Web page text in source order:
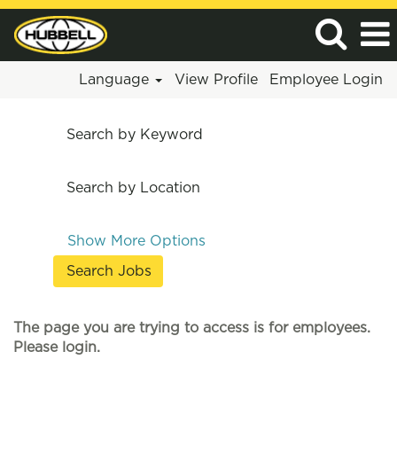
Language View Profile Employee Login
Search by Keyword
Search by Location
Show More Options
The page you are trying to access is for employees.
Please login.